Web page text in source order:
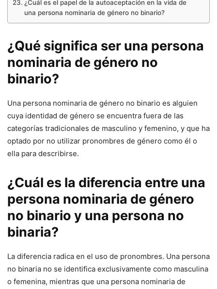
¿Cuál es el papel de la autoaceptación en la vida de
una persona nominaria de género no binario?
¿Qué significa ser una persona
nominaria de género no
binario?
Una persona nominaria de género no binario es alguien
cuya identidad de género se encuentra fuera de las
categorías tradicionales de masculino y femenino, y que ha
optado por no utilizar pronombres de género como él o
ella para describirse.
¿Cuál es la diferencia entre una
persona nominaria de género
no binario y una persona no
binaria?
La diferencia radica en el uso de pronombres. Una persona
no binaria no se identifica exclusivamente como masculina
o femenina, mientras que una persona nominaria de